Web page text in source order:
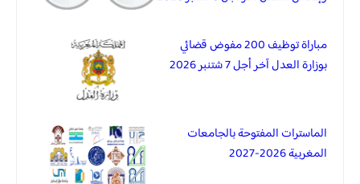
مباراة توظيف 200 مفوض قضائي
بوزارة العدل آخر أجل 7 شتنبر 2026
الماسترات المفتوحة بالجامعات
المغربية 2026-2027